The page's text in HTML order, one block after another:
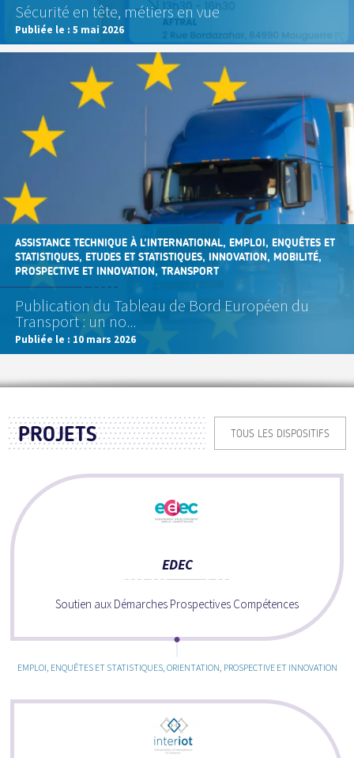
Sécurité en tête, métiers en vue
Publiée le : 5 mai 2026
ASSISTANCE TECHNIQUE À L'INTERNATIONAL, EMPLOI, ENQUÊTES ET
STATISTIQUES, ETUDES ET STATISTIQUES, INNOVATION, MOBILITÉ,
PROSPECTIVE ET INNOVATION, TRANSPORT
Publication du Tableau de Bord Européen du
Transport : un no...
Publiée le : 10 mars 2026
PROJETS TOUS LES DISPOSITIFS
EDEC
Soutien aux Démarches Prospectives Compétences
EMPLOI, ENQUÊTES ET STATISTIQUES, ORIENTATION, PROSPECTIVE ET INNOVATION